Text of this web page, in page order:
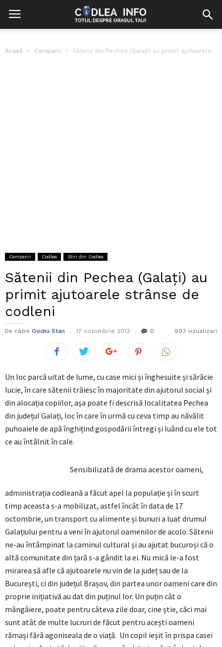
Acasă Campanii Sătenii din Pechea (Galați) au primit ajutoarele strânse de codleni
Campanii Codlea Stiri din Codlea
Sătenii din Pechea (Galați) au
primit ajutoarele strânse de
codleni
De către Ovidiu Stan 17 octombrie 2013 0 993 vizualizari
Un loc parcă uitat de lume, cu case mici și înghesuite și sărăcie
lucie, în care sătenii trăiesc în majoritate din ajutorul social și
din alocația copiilor, așa poate fi descrisă localitatea Pechea
din județul Galați, loc în care în urmă cu ceva timp au năvălit
puhoaiele de apă înghițind gospodării întregi și luând cu ele tot
ce au întâlnit în cale.
Sensibilizată de drama acestor oameni,
administrația codleană a făcut apel la populație și în scurt
timp aceasta s-a mobilizat, astfel încât în data de 17
octombrie, un transport cu alimente și bunuri a luat drumul
Galațiului pentru a veni în ajutorul oamenilor de acolo. Sătenii
ne-au întâmpinat la caminul cultural și au ajutat bucuroși că o
altă comunitate din țară s-a gândit la ei. Nu mică le-a fost
mirarea să afle că ajutoarele nu vin de la județ sau de la
București, ci din județul Brașov, din partea unor oameni care din
proprie inițiativă au dat din puținul lor. Un puțin cât o
mângâiere, poate pentru câteva zile doar, cine știe, căci mai
sunt atât de multe lucruri de făcut pentru acești oameni
rămași fără agoniseala de o viață. Un copil ieșit în prispa casei